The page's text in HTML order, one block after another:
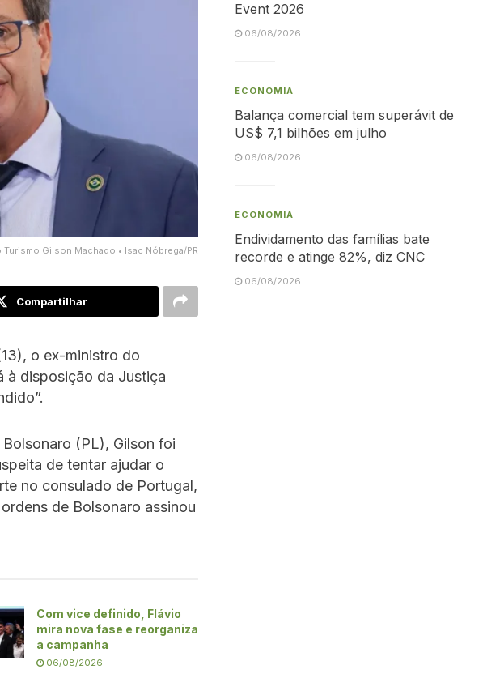
Gilson Machado • Isac Nóbrega/PR
Compartilhar
o ex-ministro do
à disposição da Justiça
(PL), Gilson foi
de tentar ajudar o
no consulado de Portugal,
de Bolsonaro assinou
Com vice definido, Flávio
mira nova fase e reorganiza
a campanha
06/08/2026
Event 2026
06/08/2026
ECONOMIA
Balança comercial tem superávit de
US$ 7,1 bilhões em julho
06/08/2026
ECONOMIA
Endividamento das famílias bate
recorde e atinge 82%, diz CNC
06/08/2026